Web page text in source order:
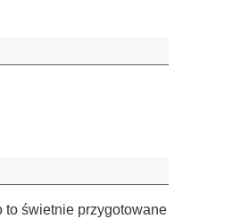
to świetnie przygotowane